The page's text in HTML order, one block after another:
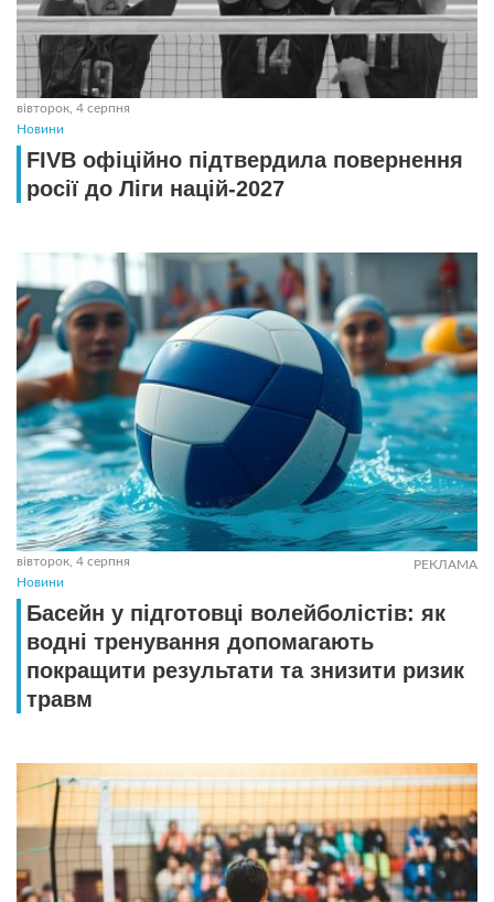
вівторок, 4 серпня
Новини
FIVB офіційно підтвердила повернення
росії до Ліги націй-2027
вівторок, 4 серпня
Новини
РЕКЛАМА
Басейн у підготовці волейболістів: як
водні тренування допомагають
покращити результати та знизити ризик
травм